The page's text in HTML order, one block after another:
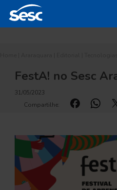
FestA! no Sesc
31/05/2023
Compartilhe: